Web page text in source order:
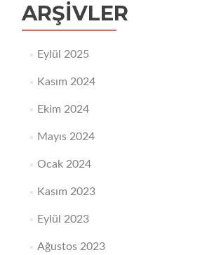
ARŞIVLER
Eylül 2025
Kasım 2024
Ekim 2024
Mayıs 2024
Ocak 2024
Kasım 2023
Eylül 2023
Ağustos 2023